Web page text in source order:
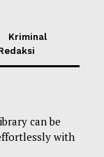
Kriminal
can be
with